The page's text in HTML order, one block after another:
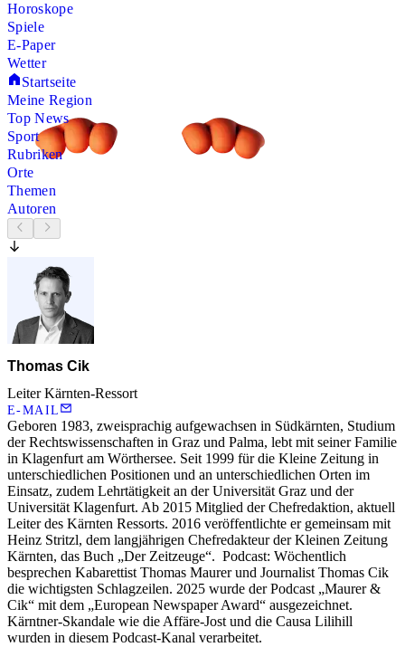
Horoskope
Spiele
E-Paper
Wetter
Startseite
Meine Region
Top News
Sport
Rubriken
Orte
Themen
Autoren
Thomas Cik
Leiter Kärnten-Ressort
E-MAIL
Geboren 1983, zweisprachig aufgewachsen in Südkärnten, Studium
der Rechtswissenschaften in Graz und Palma, lebt mit seiner Familie
in Klagenfurt am Wörthersee. Seit 1999 für die Kleine Zeitung in
unterschiedlichen Positionen und an unterschiedlichen Orten im
Einsatz, zudem Lehrtätigkeit an der Universität Graz und der
Universität Klagenfurt. Ab 2015 Mitglied der Chefredaktion, aktuell
Leiter des Kärnten Ressorts. 2016 veröffentlichte er gemeinsam mit
Heinz Stritzl, dem langjährigen Chefredakteur der Kleinen Zeitung
Kärnten, das Buch „Der Zeitzeuge“. Podcast: Wöchentlich
besprechen Kabarettist Thomas Maurer und Journalist Thomas Cik
die wichtigsten Schlagzeilen. 2025 wurde der Podcast „Maurer &
Cik“ mit dem „European Newspaper Award“ ausgezeichnet.
Kärntner-Skandale wie die Affäre-Jost und die Causa Lilihill
wurden in diesem Podcast-Kanal verarbeitet.